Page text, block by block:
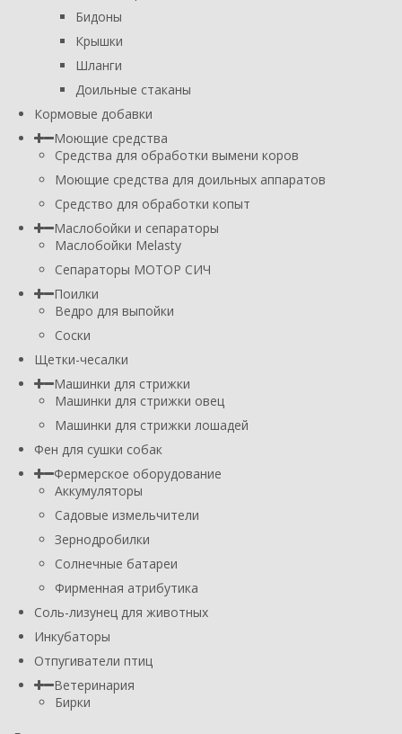
Бидоны
Крышки
Шланги
Доильные стаканы
Кормовые добавки
Моющие средства
Средства для обработки вымени коров
Моющие средства для доильных аппаратов
Средство для обработки копыт
Маслобойки и сепараторы
Маслобойки Melasty
Сепараторы МОТОР СИЧ
Поилки
Ведро для выпойки
Соски
Щетки-чесалки
Машинки для стрижки
Машинки для стрижки овец
Машинки для стрижки лошадей
Фен для сушки собак
Фермерское оборудование
Аккумуляторы
Садовые измельчители
Зернодробилки
Солнечные батареи
Фирменная атрибутика
Соль-лизунец для животных
Инкубаторы
Отпугиватели птиц
Ветеринария
Бирки